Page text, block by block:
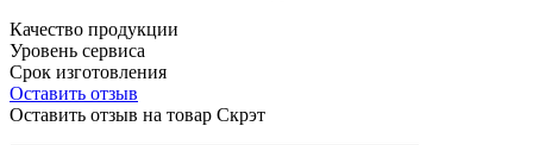
Качество продукции
Уровень сервиса
Срок изготовления
Оставить отзыв
Оставить отзыв на товар Скрэт